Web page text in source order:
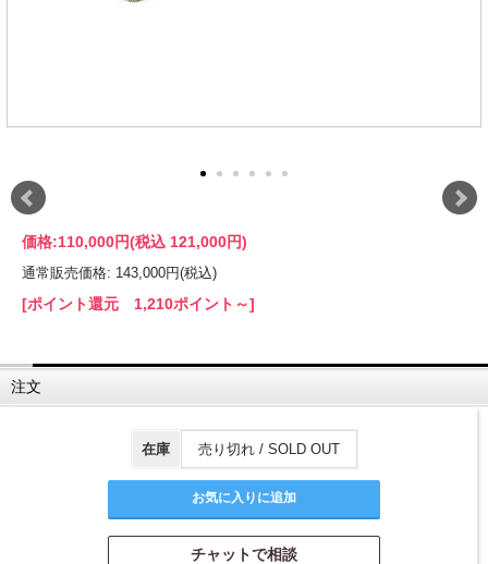
価格:110,000円(税込 121,000円)
通常販売価格: 143,000円(税込)
[ポイント還元 1,210ポイント～]
注文
在庫 売り切れ / SOLD OUT
チャットで相談